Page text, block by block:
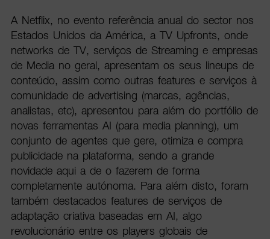
A Netflix, no evento referência anual do sector nos
Estados Unidos da América, a TV Upfronts, onde
networks de TV, serviços de Streaming e empresas
de Media no geral, apresentam os seus lineups de
conteúdo, assim como outras features e serviços à
comunidade de advertising (marcas, agências,
analistas, etc), apresentou para além do portfólio de
novas ferramentas AI (para media planning), um
conjunto de agentes que gere, otimiza e compra
publicidade na plataforma, sendo a grande
novidade aqui a de o fazerem de forma
completamente autónoma. Para além disto, foram
também destacados features de serviços de
adaptação criativa baseadas em AI, algo
revolucionário entre os players globais de